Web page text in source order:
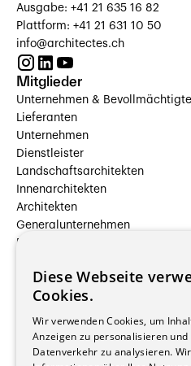
Ausgabe: +41 21 635 16 82
Plattform: +41 21 631 10 50
info@architectes.ch
Mitglieder
Unternehmen & Bevollmächtigte
Lieferanten
Unternehmen
Dienstleister
Landschaftsarchitekten
Innenarchitekten
Architekten
Generalunternehmen
Beauftragte Unternehmen
Hersteller/Lieferanten
Bauherrschaften
Stockwerkeigentum
Reportagen
Diese Webseite
Cookies.
Wir verwenden Cookies, um
Anzeigen zu personalisieren und
Datenverkehr zu analysieren.